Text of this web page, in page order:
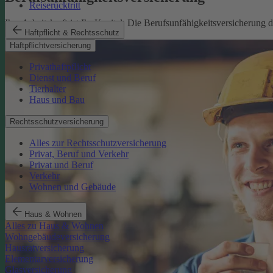
Reiserücktritt
Haftpflicht & Rechtsschutz
Haftpflichtversicherung
Privathaftpflicht
Dienst und Beruf
Tierhalter
Haus und Bau
Rechtsschutzversicherung
Alles zur Rechtsschutzversicherung
Privat, Beruf und Verkehr
Privat und Beruf
Verkehr
Wohnen und Gebäude
Haus & Wohnen
Alles zu Haus & Wohnen
Wohngebäudeversicherung
Hausratversicherung
Elementarversicherung
Glasversicherung
Ihre Arbeitskraft ist Ihr Kapital. Die
Mehr erfahren